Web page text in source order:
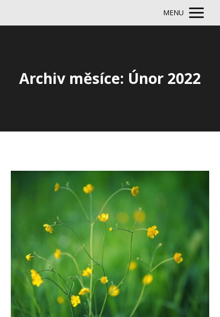
MENU
Archiv měsíce: Únor 2022